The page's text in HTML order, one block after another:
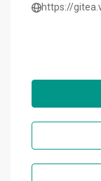
https://